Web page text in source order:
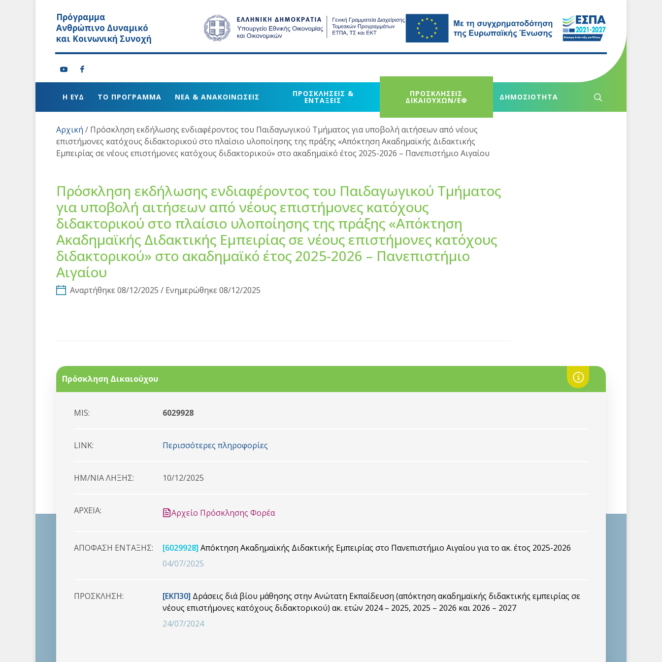
Πρόγραμμα
Ανθρώπινο Δυναμικό
και Κοινωνική Συνοχή
Η ΕΥΔ ΤΟ ΠΡΟΓΡΑΜΜΑ ΝΕΑ & ΑΝΑΚΟΙΝΩΣΕΙΣ ΠΡΟΣΚΛΗΣΕΙΣ &
ΕΝΤΑΞΕΙΣ
ΠΡΟΣΚΛΗΣΕΙΣ
ΔΙΚΑΙΟΥΧΩΝ/ΕΦ ΔΗΜΟΣΙΟΤΗΤΑ
Αρχική / Πρόσκληση εκδήλωσης ενδιαφέροντος του Παιδαγωγικού Τμήματος για υποβολή αιτήσεων από νέους
επιστήμονες κατόχους διδακτορικού στο πλαίσιο υλοποίησης της πράξης «Απόκτηση Ακαδημαϊκής Διδακτικής
Εμπειρίας σε νέους επιστήμονες κατόχους διδακτορικού» στο ακαδημαϊκό έτος 2025-2026 – Πανεπιστήμιο Αιγαίου
Πρόσκληση εκδήλωσης ενδιαφέροντος του Παιδαγωγικού Τμήματος
για υποβολή αιτήσεων από νέους επιστήμονες κατόχους
διδακτορικού στο πλαίσιο υλοποίησης της πράξης «Απόκτηση
Ακαδημαϊκής Διδακτικής Εμπειρίας σε νέους επιστήμονες κατόχους
διδακτορικού» στο ακαδημαϊκό έτος 2025-2026 – Πανεπιστήμιο
Αιγαίου
Αναρτήθηκε 08/12/2025 / Ενημερώθηκε 08/12/2025
Πρόσκληση Δικαιούχου
MIS: 6029928
LINK: Περισσότερες πληροφορίες
HM/NIA ΛΗΞΗΣ: 10/12/2025
ΑΡΧΕΙΑ: Αρχείο Πρόσκλησης Φορέα
ΑΠΟΦΑΣΗ ΕΝΤΑΞΗΣ: [6029928] Απόκτηση Ακαδημαϊκής Διδακτικής Εμπειρίας στο Πανεπιστήμιο Αιγαίου για το ακ. έτος 2025-2026
04/07/2025
ΠΡΟΣΚΛΗΣΗ: [ΕΚΠ30] Δράσεις διά βίου μάθησης στην Ανώτατη Εκπαίδευση (απόκτηση ακαδημαϊκής διδακτικής εμπειρίας σε
νέους επιστήμονες κατόχους διδακτορικού) ακ. ετών 2024 – 2025, 2025 – 2026 και 2026 – 2027
24/07/2024